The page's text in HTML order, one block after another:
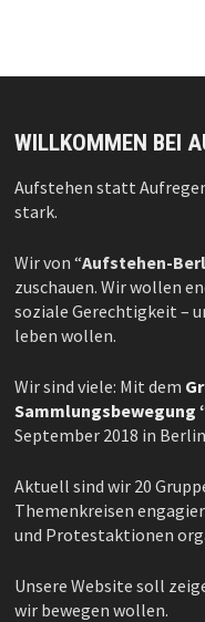
WILLKOMMEN BEI
Aufstehen statt
stark.
Wir von “Aufstehen-
zuschauen. Wir wollen
soziale Gerechtigkeit –
leben wollen.
Wir sind viele: Mit dem
Sammlungsbewegung
September 2018 in
Aktuell sind wir 20
Themenkreisen
und Protestaktionen
Unsere Website soll
wir bewegen wollen.